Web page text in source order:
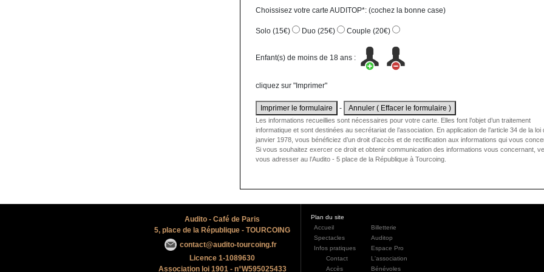
Choissisez votre carte AUDITOP*: (cochez la bonne case)
Solo (15€) Duo (25€) Couple (20€)
Enfant(s) de moins de 18 ans :
cliquez sur "Imprimer"
-
Les informations recueillies sont nécessaires pour votre carte. Elles font l’objet d’un traitement
informatique et sont destinées au secrétariat de l’association. En application de l’article 34 de la loi
janvier 1978, vous bénéficiez d’un droit d’accès et de rectification aux informations qui vous
Si vous souhaitez exercer ce droit et obtenir communication des informations vous concernant,
vous adresser au l’Audito - 5 place de la République à Tourcoing.
Audito - Café de Paris
5, place de la République - TOURCOING
contact@audito-tourcoing.fr
Licence 1-1089630
Association loi 1901 - n°W595025433
Plan du site
Accueil
Spectacles
Infos pratiques
Contact
Accès
Billetterie
Auditop
Espace Pro
L'association
Bénévoles